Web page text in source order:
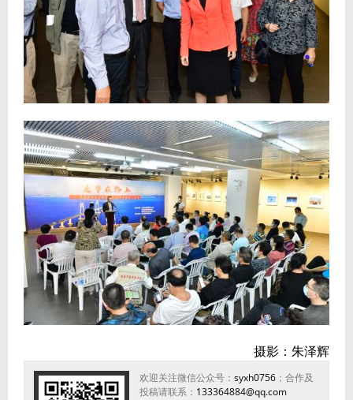
摄影：朱泽辉
欢迎关注微信公众号： syxh0756；合作及
投稿请联系： 133364884@qq.com